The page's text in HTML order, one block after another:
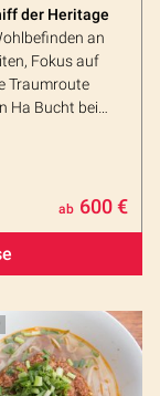
der Heritage
an
Fokus auf
Traumroute
Ha Bucht bei
ab 600 €